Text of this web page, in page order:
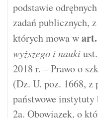
podstawie
zadań publicznych,
których mowa wart.
wyższego i nauki
2018 r. – Prawo o
(Dz. U. poz. 1668,
państwowe instytuty
2a. Obowiązek, o